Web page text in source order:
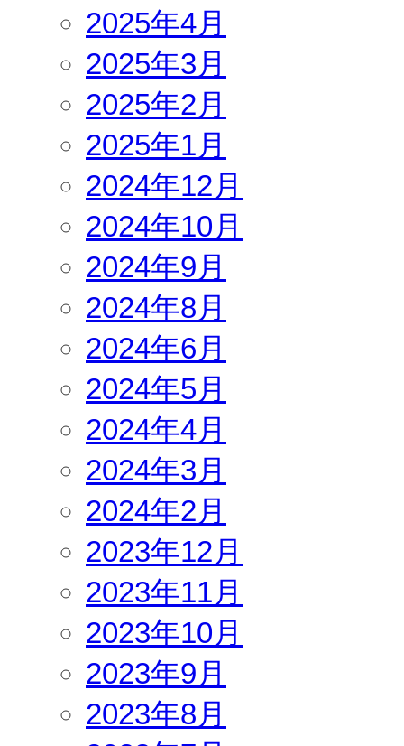
2025年4月
2025年3月
2025年2月
2025年1月
2024年12月
2024年10月
2024年9月
2024年8月
2024年6月
2024年5月
2024年4月
2024年3月
2024年2月
2023年12月
2023年11月
2023年10月
2023年9月
2023年8月